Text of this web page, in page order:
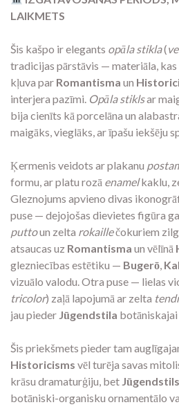
LAIKMETS
Šis kašpo ir elegants opāla stikla(
tradicijas pārstāvis — materiāla,
kļuva par Romantisma un
interjera pazīmi. Opāla stiklsar
bija cienīts kā porcelāna un
maigāks, vieglāks, ar īpašu iekšēju
Ķermenis veidots ar plakanu
formu, ar platu rozā enamelkaklu,
Gleznojums apvieno divas
puse — dejojošas dievietes figūra
puttoun zelta rokaillečokuriem
atsaucas uz Romantisma un vēlīnā
glezniecības estētiku — Bugerō,
vizuālo valodu. Otra puse — lielas
tricolor) zaļā lapojumā ar zelta
jau pieder Jūgendstila
Šis priekšmets pieder tam
Historicisms vēl turēja savas
krāsu dramaturģiju, bet Jūgendstils
botāniski-organisku ornamentālo